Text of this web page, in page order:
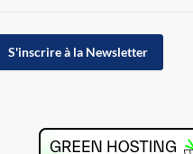
S'inscrire à la Newsletter